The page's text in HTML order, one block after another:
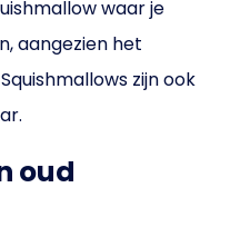
waar je
aangezien het
zijn ook
oud